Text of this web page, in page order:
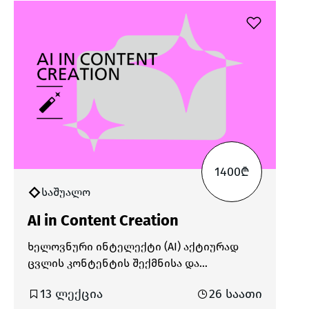
საშუალო
1400₾
AI in Content Creation
ხელოვნური ინტელექტი (AI) აქტიურად
ცვლის კონტენტის შექმნისა და
ციფრულ გარემოში, სადაც ცვლილებები
13 ლექცია 26 საათი